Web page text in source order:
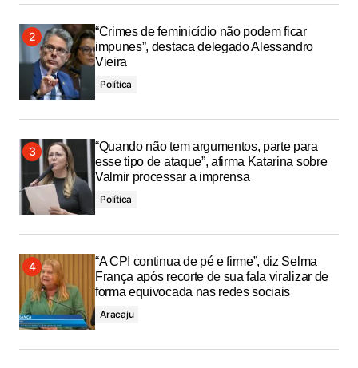
“Crimes de feminicídio não podem ficar
impunes”, destaca delegado Alessandro
Vieira
Política
“Quando não tem argumentos, parte para
esse tipo de ataque”, afirma Katarina sobre
Valmir processar a imprensa
Política
“A CPI continua de pé e firme”, diz Selma
França após recorte de sua fala viralizar de
forma equivocada nas redes sociais
Aracaju